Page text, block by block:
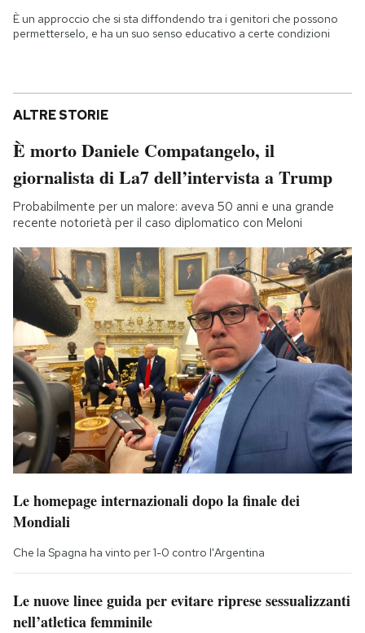
È un approccio che si sta diffondendo tra i genitori che possono
permetterselo, e ha un suo senso educativo a certe condizioni
ALTRE STORIE
È morto Daniele Compatangelo, il
giornalista di La7 dell’intervista a Trump
Probabilmente per un malore: aveva 50 anni e una grande
recente notorietà per il caso diplomatico con Meloni
Le homepage internazionali dopo la finale dei
Mondiali
Che la Spagna ha vinto per 1-0 contro l'Argentina
Le nuove linee guida per evitare riprese sessualizzanti
nell’atletica femminile